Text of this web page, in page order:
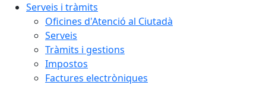
Serveis i tràmits
Oficines d'Atenció al Ciutadà
Serveis
Tràmits i gestions
Impostos
Factures electròniques